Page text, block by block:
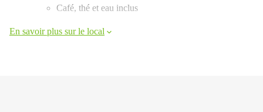
Café, thé et eau inclus
En savoir plus sur le local